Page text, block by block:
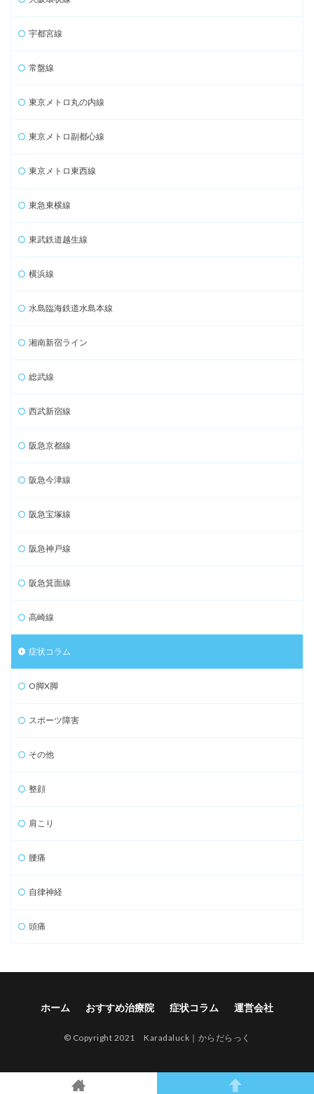
宇都宮線
常盤線
東京メトロ丸の内線
東京メトロ副都心線
東京メトロ東西線
東急東横線
東武鉄道越生線
横浜線
水島臨海鉄道水島本線
湘南新宿ライン
総武線
西武新宿線
阪急京都線
阪急今津線
阪急宝塚線
阪急神戸線
阪急箕面線
高崎線
症状コラム
O脚X脚
スポーツ障害
その他
整顔
肩こり
腰痛
自律神経
頭痛
ホーム おすすめ治療院 症状コラム 運営会社
© Copyright 2021 Karadaluck｜からだらっく